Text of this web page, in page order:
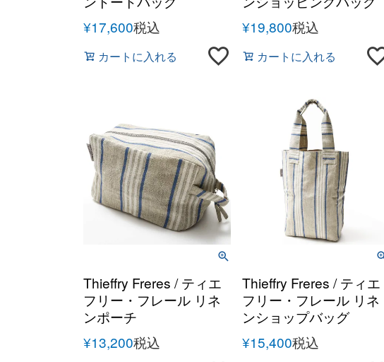
¥17,600税込
カートに入れる
¥19,800税込
カートに入れる
Thieffry Freres / ティエ
フリー・フレール リネ
ンポーチ
¥13,200税込
Thieffry Freres / ティエ
フリー・フレール リネ
ンショップバッグ
¥15,400税込